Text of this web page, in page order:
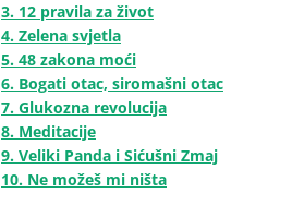
3. 12 pravila za život
4. Zelena svjetla
5. 48 zakona moći
6. Bogati otac, siromašni otac
7. Glukozna revolucija
8. Meditacije
9. Veliki Panda i Sićušni Zmaj
10. Ne možeš mi ništa